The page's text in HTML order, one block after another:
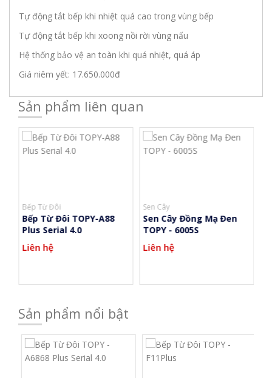
Tự động tắt bếp khi nhiệt quá cao trong vùng bếp
Tự động tắt bếp khi xoong nồi rời vùng nấu
Hệ thống bảo vệ an toàn khi quá nhiệt, quá áp
Giá niêm yết: 17.650.000đ
Sản phẩm liên quan
Bếp Từ Đôi
Bếp Từ Đôi TOPY-A88
Plus Serial 4.0
Liên hệ
Sen Cây
Sen Cây Đồng Mạ Đen
TOPY - 6005S
Liên hệ
Sản phẩm nổi bật